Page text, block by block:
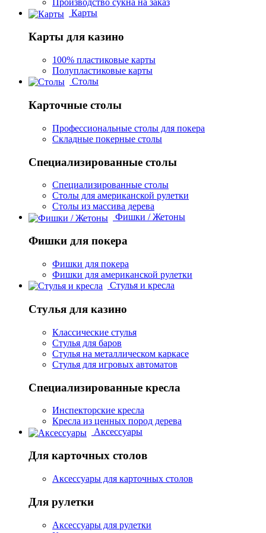
Производство сукна на заказ
Карты
Карты для казино
100% пластиковые карты
Полупластиковые карты
Столы
Карточные столы
Профессиональные столы для покера
Складные покерные столы
Специализированные столы
Специализированные столы
Столы для американской рулетки
Столы из массива дерева
Фишки / Жетоны
Фишки для покера
Фишки для покера
Фишки для американской рулетки
Стулья и кресла
Стулья для казино
Классические стулья
Стулья для баров
Стулья на металлическом каркасе
Стулья для игровых автоматов
Специализированные кресла
Инспекторские кресла
Кресла из ценных пород дерева
Аксессуары
Для карточных столов
Аксессуары для карточных столов
Для рулетки
Аксессуары для рулетки